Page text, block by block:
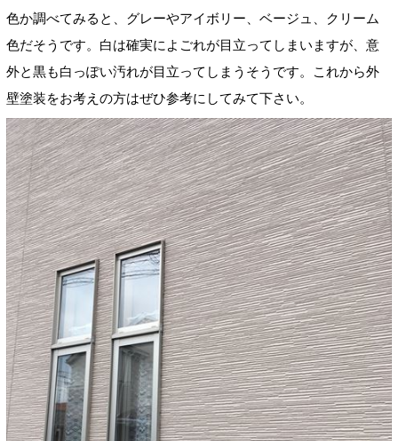
色か調べてみると、グレーやアイボリー、ベージュ、クリーム
色だそうです。白は確実によごれが目立ってしまいますが、意
外と黒も白っぽい汚れが目立ってしまうそうです。これから外
壁塗装をお考えの方はぜひ参考にしてみて下さい。